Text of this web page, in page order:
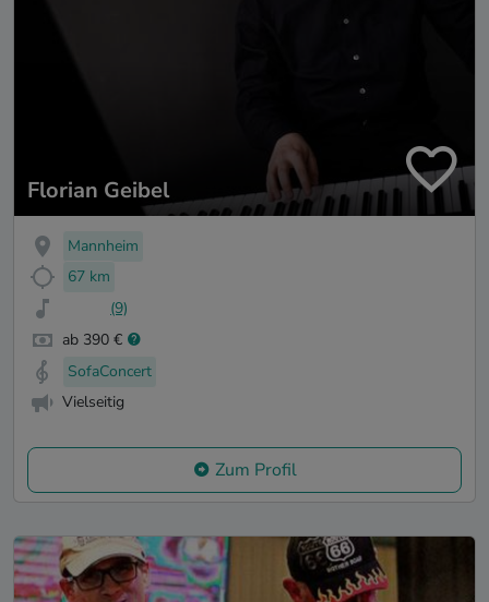
Florian Geibel
Mannheim
67 km
(9)
ab 390 €
SofaConcert
Vielseitig
Zum Profil